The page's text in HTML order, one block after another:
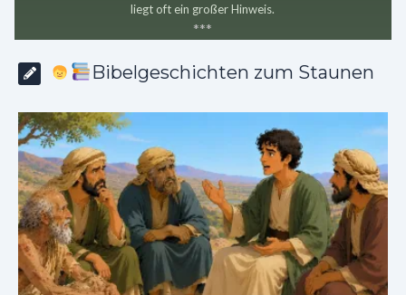
liegt oft ein großer Hinweis.
***
Bibelgeschichten zum Staunen